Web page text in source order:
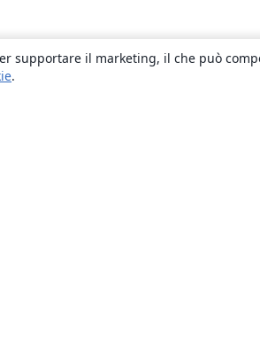
supportare il marketing, il che può
.